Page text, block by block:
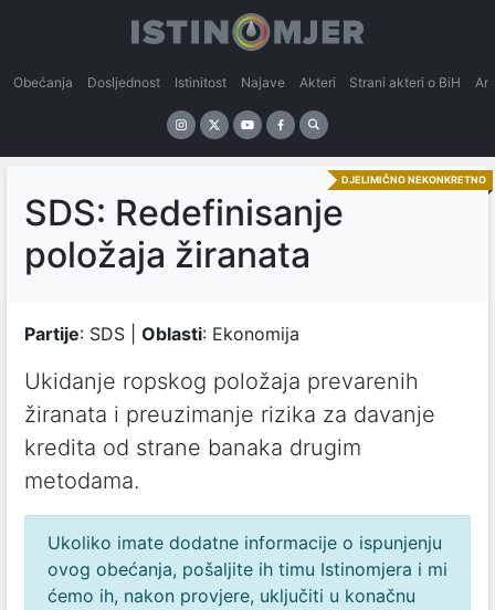
Obećanja Dosljednost Istinitost Najave Akteri Strani akteri o BiH
DJELIMIČNO NEKONKRETNO
SDS: Redefinisanje
položaja žiranata
Partije: SDS | Oblasti: Ekonomija
Ukidаnje ropskog položаjа prevаrenih
žirаnаtа i preuzimаnje rizikа zа dаvаnje
kreditа od strаne bаnаkа drugim
metodаmа.
Ukoliko imate dodatne informacije o ispunjenju
ovog obećanja, pošaljite ih timu Istinomjera i mi
ćemo ih, nakon provjere, uključiti u konačnu